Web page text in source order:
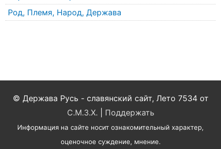
Род, Племя, Народ, Держава
© Держава Русь - славянский сайт, Лето 7534 от
С.М.З.Х.
Поддержать
Информация на сайте носит ознакомительный характер,
оценочное суждение, мнение.